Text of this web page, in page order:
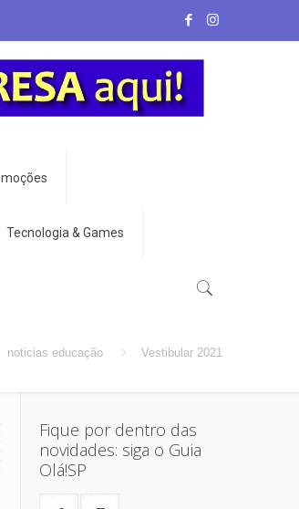
Tecnologia & Games
noticias educação Vestibular 2021
Fique por dentro das
novidades: siga o Guia
Olá!SP